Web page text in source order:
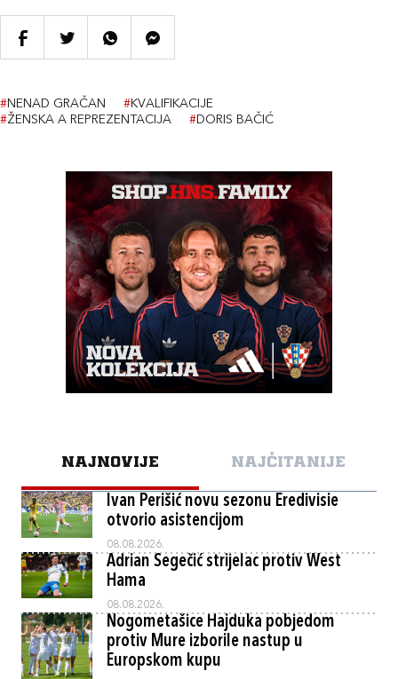
#NENAD GRAČAN #KVALIFIKACIJE
#ŽENSKA A REPREZENTACIJA #DORIS BAČIĆ
NAJNOVIJE NAJČITANIJE
Ivan Perišić novu sezonu Eredivisie
otvorio asistencijom
08.08.2026.
Adrian Segečić strijelac protiv West
Hama
08.08.2026.
Nogometašice Hajduka pobjedom
protiv Mure izborile nastup u
Europskom kupu